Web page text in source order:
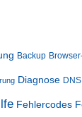
Backup
Diagnose DNS
Fehlercodes